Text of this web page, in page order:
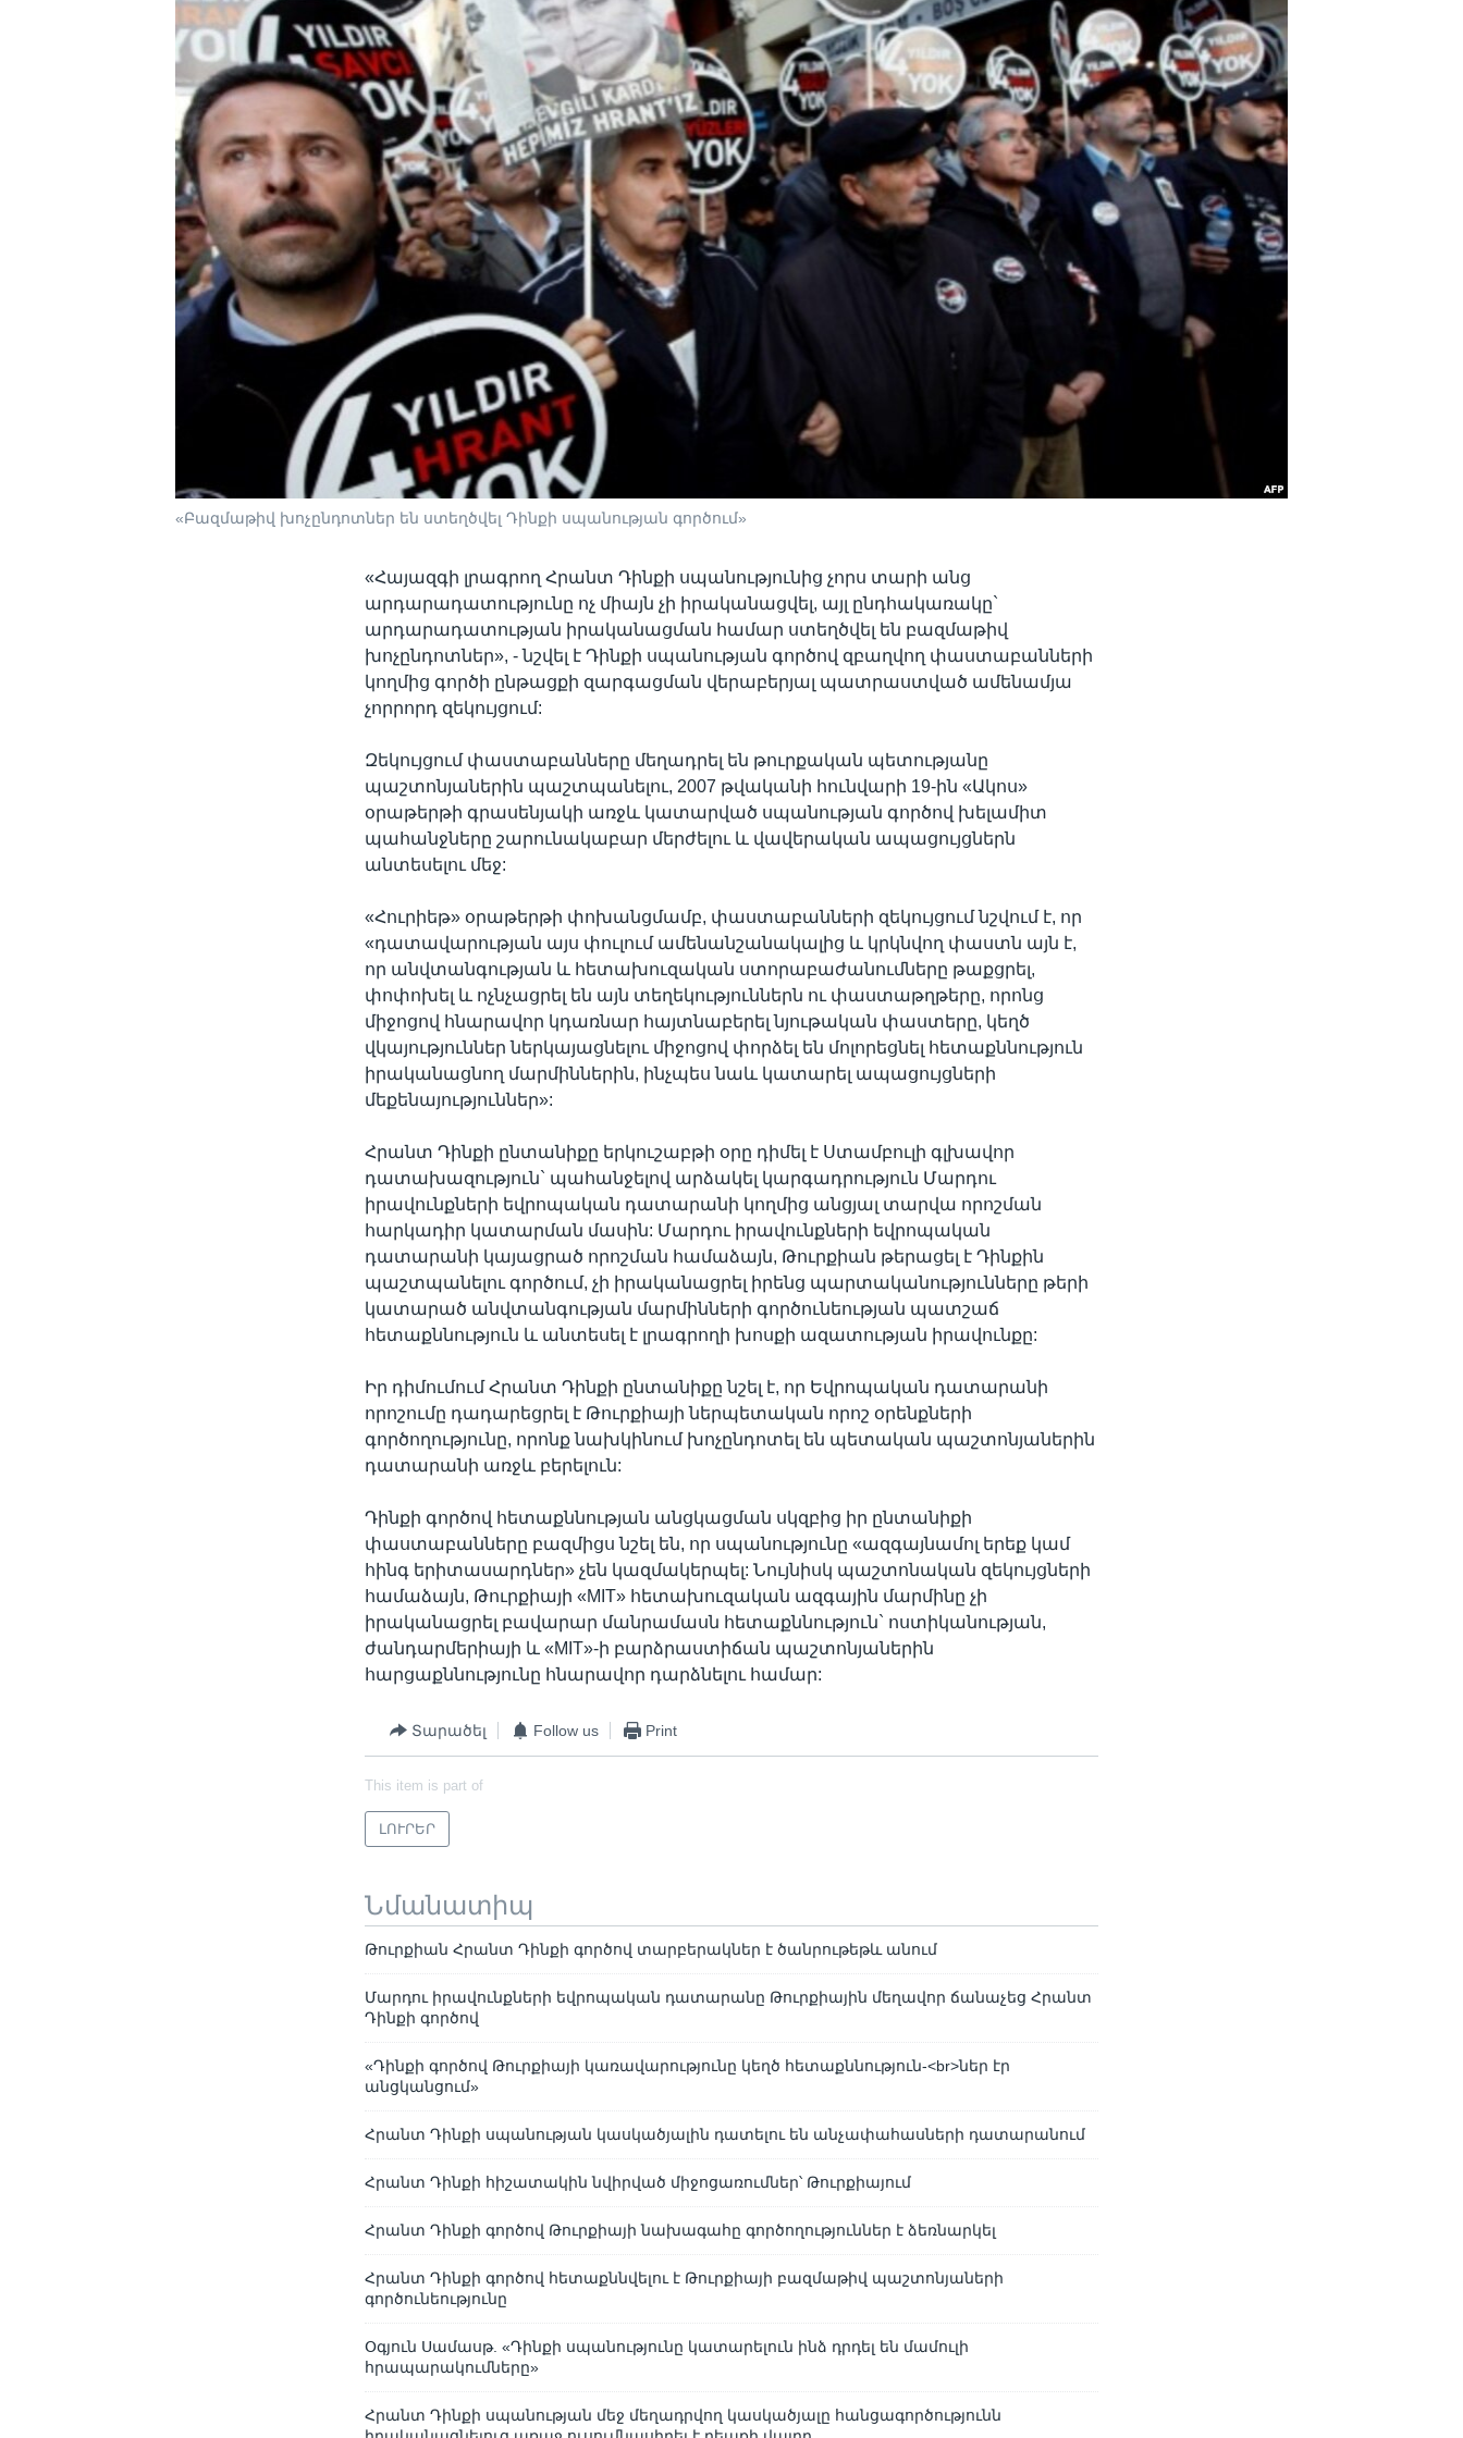
«Բազմաթիվ խոչընդոտներ են ստեղծվել Դինքի սպանության գործում»
«Հայազգի լրագրող Հրանտ Դինքի սպանությունից չորս տարի անց
արդարադատությունը ոչ միայն չի իրականացվել, այլ ընդհակառակը`
արդարադատության իրականացման համար ստեղծվել են բազմաթիվ
խոչընդոտներ», - նշվել է Դինքի սպանության գործով զբաղվող փաստաբանների
կողմից գործի ընթացքի զարգացման վերաբերյալ պատրաստված ամենամյա
չորրորդ զեկույցում:
Զեկույցում փաստաբանները մեղադրել են թուրքական պետությանը
պաշտոնյաներին պաշտպանելու, 2007 թվականի հունվարի 19-ին «Ակոս»
օրաթերթի գրասենյակի առջև կատարված սպանության գործով խելամիտ
պահանջները շարունակաբար մերժելու և վավերական ապացույցներն
անտեսելու մեջ:
«Հուրիեթ» օրաթերթի փոխանցմամբ, փաստաբանների զեկույցում նշվում է, որ
«դատավարության այս փուլում ամենանշանակալից և կրկնվող փաստն այն է,
որ անվտանգության և հետախուզական ստորաբաժանումները թաքցրել,
փոփոխել և ոչնչացրել են այն տեղեկություններն ու փաստաթղթերը, որոնց
միջոցով հնարավոր կդառնար հայտնաբերել նյութական փաստերը, կեղծ
վկայություններ ներկայացնելու միջոցով փորձել են մոլորեցնել հետաքննություն
իրականացնող մարմիններին, ինչպես նաև կատարել ապացույցների
մեքենայություններ»:
Հրանտ Դինքի ընտանիքը երկուշաբթի օրը դիմել է Ստամբուլի գլխավոր
դատախազություն` պահանջելով արձակել կարգադրություն Մարդու
իրավունքների եվրոպական դատարանի կողմից անցյալ տարվա որոշման
հարկադիր կատարման մասին: Մարդու իրավունքների եվրոպական
դատարանի կայացրած որոշման համաձայն, Թուրքիան թերացել է Դինքին
պաշտպանելու գործում, չի իրականացրել իրենց պարտականությունները թերի
կատարած անվտանգության մարմինների գործունեության պատշաճ
հետաքննություն և անտեսել է լրագրողի խոսքի ազատության իրավունքը:
Իր դիմումում Հրանտ Դինքի ընտանիքը նշել է, որ Եվրոպական դատարանի
որոշումը դադարեցրել է Թուրքիայի ներպետական որոշ օրենքների
գործողությունը, որոնք նախկինում խոչընդոտել են պետական պաշտոնյաներին
դատարանի առջև բերելուն:
Դինքի գործով հետաքննության անցկացման սկզբից իր ընտանիքի
փաստաբանները բազմիցս նշել են, որ սպանությունը «ազգայնամոլ երեք կամ
հինգ երիտասարդներ» չեն կազմակերպել: Նույնիսկ պաշտոնական զեկույցների
համաձայն, Թուրքիայի «MIT» հետախուզական ազգային մարմինը չի
իրականացրել բավարար մանրամասն հետաքննություն` ոստիկանության,
ժանդարմերիայի և «MIT»-ի բարձրաստիճան պաշտոնյաներին
հարցաքննությունը հնարավոր դարձնելու համար:
Տարածել Follow us Print
This item is part of
ԼՈՒՐԵՐ
Նմանատիպ
Թուրքիան Հրանտ Դինքի գործով տարբերակներ է ծանրութեթև անում
Մարդու իրավունքների եվրոպական դատարանը Թուրքիային մեղավոր ճանաչեց Հրանտ
Դինքի գործով
«Դինքի գործով Թուրքիայի կառավարությունը կեղծ հետաքննություն-<br>ներ էր
անցկանցում»
Հրանտ Դինքի սպանության կասկածյալին դատելու են անչափահասների դատարանում
Հրանտ Դինքի հիշատակին նվիրված միջոցառումներ՝ Թուրքիայում
Հրանտ Դինքի գործով Թուրքիայի նախագահը գործողություններ է ձեռնարկել
Հրանտ Դինքի գործով հետաքննվելու է Թուրքիայի բազմաթիվ պաշտոնյաների
գործունեությունը
Օգյուն Սամասթ. «Դինքի սպանությունը կատարելուն ինձ դրդել են մամուլի
հրապարակումները»
Հրանտ Դինքի սպանության մեջ մեղադրվող կասկածյալը հանցագործությունն